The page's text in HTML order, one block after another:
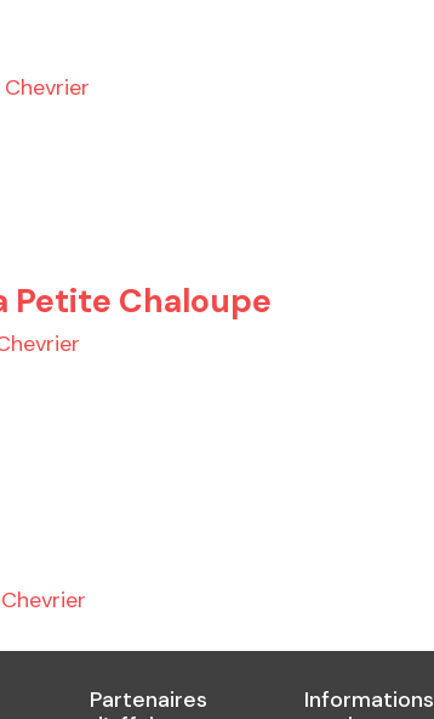
Petite Chaloupe
Partenaires
Informations